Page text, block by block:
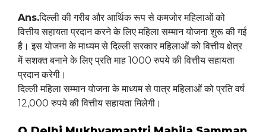
Ans.दिल्ली की गरीब और आर्थिक रूप से कमजोर महिलाओं को
वित्तीय सहायता प्रदान करने के लिए महिला सम्मान योजना शुरू की गई
है। इस योजना के माध्यम से दिल्ली सरकार महिलाओं को वित्तीय क्षेत्र
में सशक्त बनाने के लिए प्रति माह 1000 रुपये की वित्तीय सहायता
प्रदान करेगी।
दिल्ली महिला सम्मान योजना के माध्यम से पात्र महिलाओं को प्रति वर्ष
12,000 रुपये की वित्तीय सहायता मिलेगी।